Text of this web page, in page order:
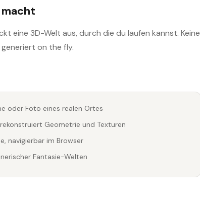
eine 3D-Welt aus, durch die du laufen kannst. Keine
on the fly.
oder Foto eines realen Ortes
Geometrie und Texturen
navigierbar im Browser
Fantasie-Welten